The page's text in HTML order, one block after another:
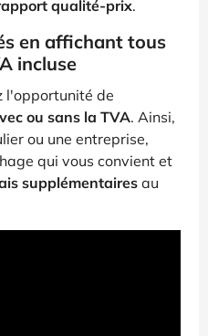
qualité-prix.
en affichant tous
incluse
l'opportunité de
ou sans la TVA. Ainsi,
ou une entreprise,
qui vous convient et
supplémentaires au